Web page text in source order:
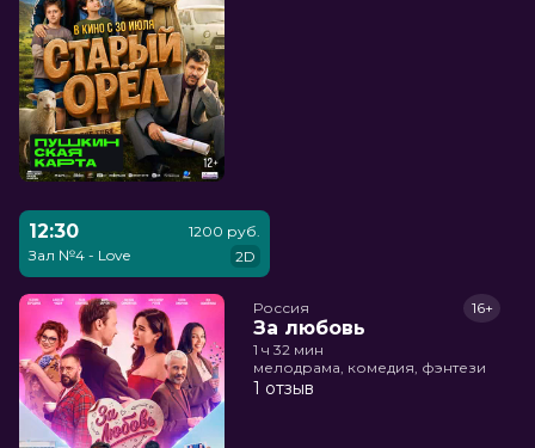
12:30
Зал №4 - Love
1200 руб.
2D
Россия
За любовь
16+
1 ч 32 мин
мелодрама, комедия, фэнтези
1 отзыв